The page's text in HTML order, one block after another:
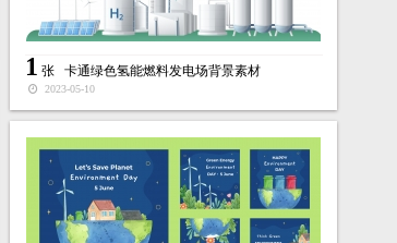
1 张 卡通绿色氢能燃料发电场背景素材
2023-05-10